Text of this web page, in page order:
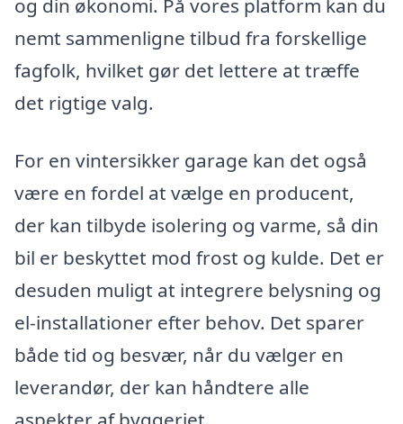
og din økonomi. På vores platform kan du
nemt sammenligne tilbud fra forskellige
fagfolk, hvilket gør det lettere at træffe
det rigtige valg.
For en vintersikker garage kan det også
være en fordel at vælge en producent,
der kan tilbyde isolering og varme, så din
bil er beskyttet mod frost og kulde. Det er
desuden muligt at integrere belysning og
el-installationer efter behov. Det sparer
både tid og besvær, når du vælger en
leverandør, der kan håndtere alle